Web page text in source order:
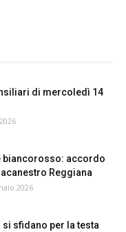
di mercoledì 14
biancorosso: accordo
Reggiana
2026
si sfidano per la testa